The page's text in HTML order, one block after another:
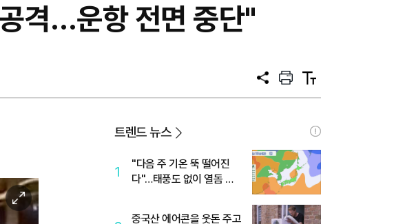
격…운항 전면 중단"
공
프
트
텍
트
이
미
트렌드 뉴스
1
"다음 주 기온 뚝 떨어진
다"…태풍도 없이 열돔 박
중국산 에어콘을 웃돈 주고